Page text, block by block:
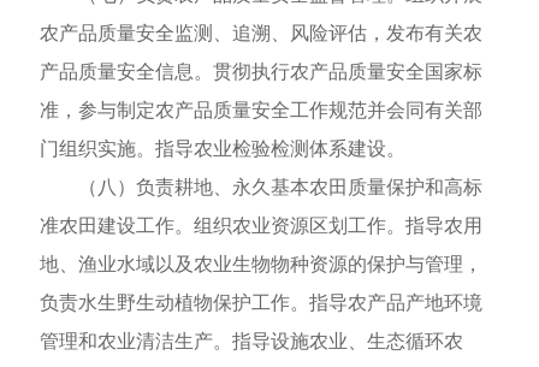
农产品质量安全监测、追溯、风险评估，发布有关农
产品质量安全信息。贯彻执行农产品质量安全国家标
准，参与制定农产品质量安全工作规范并会同有关部
门组织实施。指导农业检验检测体系建设。
（八）负责耕地、永久基本农田质量保护和高标
准农田建设工作。组织农业资源区划工作。指导农用
地、渔业水域以及农业生物物种资源的保护与管理，
负责水生野生动植物保护工作。指导农产品产地环境
管理和农业清洁生产。指导设施农业、生态循环农